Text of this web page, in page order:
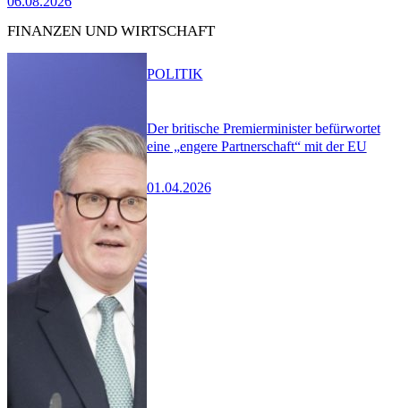
FINANZEN UND WIRTSCHAFT
Der britische Premierminister befürwortet
eine „engere Partnerschaft“ mit der EU
01.04.2026
POLITIK